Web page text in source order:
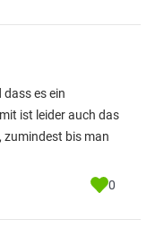
es ein
ist leider auch das
bis man
0